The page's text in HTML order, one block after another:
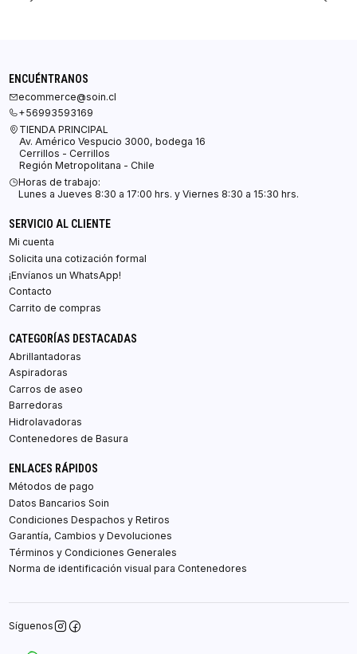
ENCUÉNTRANOS
ecommerce@soin.cl
+56993593169
TIENDA PRINCIPAL
Av. Américo Vespucio 3000, bodega 16
Cerrillos - Cerrillos
Región Metropolitana - Chile
Horas de trabajo:
Lunes a Jueves 8:30 a 17:00 hrs. y Viernes 8:30 a 15:30 hrs.
SERVICIO AL CLIENTE
Mi cuenta
Solicita una cotización formal
¡Envíanos un WhatsApp!
Contacto
Carrito de compras
CATEGORÍAS DESTACADAS
Abrillantadoras
Aspiradoras
Carros de aseo
Barredoras
Hidrolavadoras
Contenedores de Basura
ENLACES RÁPIDOS
Métodos de pago
Datos Bancarios Soin
Condiciones Despachos y Retiros
Garantía, Cambios y Devoluciones
Términos y Condiciones Generales
Norma de identificación visual para Contenedores
Síguenos